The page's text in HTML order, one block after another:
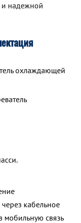
и надежной
охлаждающей
кабельное
мобильную связь